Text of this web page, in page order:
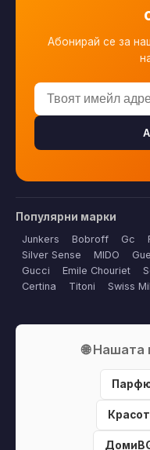
Абонирай се за
Популярни марки
Junkers Bobroff Gc
Silver Sense
MIDO
Gucci
Emile Chouriet
Certina
Titoni Swiss
🌐